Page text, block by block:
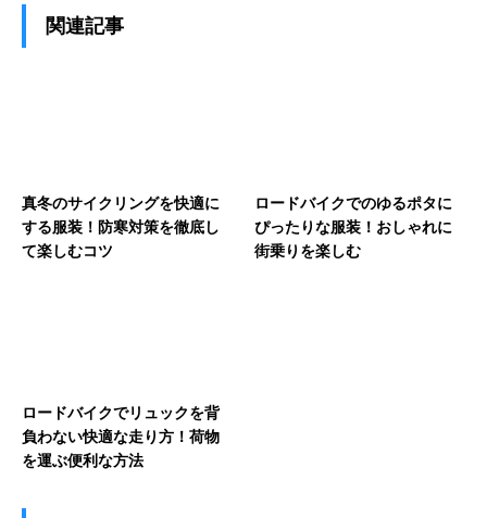
関連記事
真冬のサイクリングを快適に
する服装！防寒対策を徹底し
て楽しむコツ
ロードバイクでのゆるポタに
ぴったりな服装！おしゃれに
街乗りを楽しむ
ロードバイクでリュックを背
負わない快適な走り方！荷物
を運ぶ便利な方法